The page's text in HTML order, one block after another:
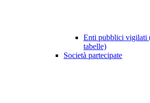
Enti pubblici vigilati
tabelle)
Società partecipate